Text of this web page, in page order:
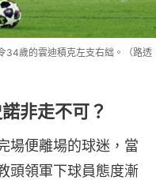
34歲的雲迪積克左支右絀。（路透
非走不可？
場便離場的球迷，當
頭領軍下球員態度漸